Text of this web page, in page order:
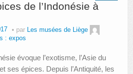
de l’Indonésie à
par Les musées de Liège
: expos
évoque l’exotisme, l’Asie du
ses épices. Depuis l’Antiquité, les